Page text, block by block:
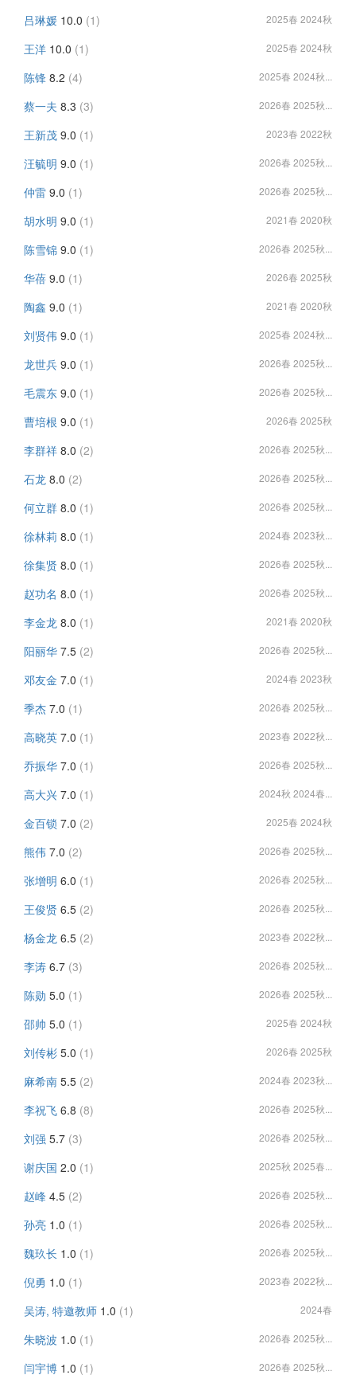
吕琳媛 10.0 (1) 2025春 2024秋
王洋 10.0 (1) 2025春 2024秋
陈锋 8.2 (4) 2025春 2024秋...
蔡一夫 8.3 (3) 2026春 2025秋...
王新茂 9.0 (1) 2023春 2022秋
汪毓明 9.0 (1) 2026春 2025秋...
仲雷 9.0 (1) 2026春 2025秋...
胡水明 9.0 (1) 2021春 2020秋
陈雪锦 9.0 (1) 2026春 2025秋...
华蓓 9.0 (1) 2026春 2025秋
陶鑫 9.0 (1) 2021春 2020秋
刘贤伟 9.0 (1) 2025春 2024秋...
龙世兵 9.0 (1) 2026春 2025秋...
毛震东 9.0 (1) 2026春 2025秋...
曹培根 9.0 (1) 2026春 2025秋
李群祥 8.0 (2) 2026春 2025秋...
石龙 8.0 (2) 2026春 2025秋...
何立群 8.0 (1) 2026春 2025秋...
徐林莉 8.0 (1) 2024春 2023秋...
徐集贤 8.0 (1) 2026春 2025秋...
赵功名 8.0 (1) 2026春 2025秋...
李金龙 8.0 (1) 2021春 2020秋
阳丽华 7.5 (2) 2026春 2025秋...
邓友金 7.0 (1) 2024春 2023秋
季杰 7.0 (1) 2026春 2025秋...
高晓英 7.0 (1) 2023春 2022秋...
乔振华 7.0 (1) 2026春 2025秋...
高大兴 7.0 (1) 2024秋 2024春...
金百锁 7.0 (2) 2025春 2024秋
熊伟 7.0 (2) 2026春 2025秋...
张增明 6.0 (1) 2026春 2025秋...
王俊贤 6.5 (2) 2026春 2025秋...
杨金龙 6.5 (2) 2023春 2022秋...
李涛 6.7 (3) 2026春 2025秋...
陈勋 5.0 (1) 2026春 2025秋...
邵帅 5.0 (1) 2025春 2024秋
刘传彬 5.0 (1) 2026春 2025秋
麻希南 5.5 (2) 2024春 2023秋...
李祝飞 6.8 (8) 2026春 2025秋...
刘强 5.7 (3) 2026春 2025秋...
谢庆国 2.0 (1) 2025秋 2025春...
赵峰 4.5 (2) 2026春 2025秋...
孙亮 1.0 (1) 2026春 2025秋...
魏玖长 1.0 (1) 2026春 2025秋...
倪勇 1.0 (1) 2023春 2022秋...
吴涛, 特邀教师 1.0 (1) 2024春
朱晓波 1.0 (1) 2026春 2025秋...
闫宇博 1.0 (1) 2026春 2025秋...